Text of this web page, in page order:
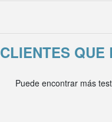
CLIENTES QUE
Puede encontrar más